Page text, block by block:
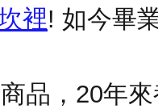
裡! 如今畢
品，20年